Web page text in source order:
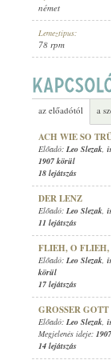
ELŐADÓ:
német
Lemeztípus:
78 rpm
az előadótól a
ACH WIE SO
Előadó: Leo Slezak,
1907 körül
18 lejátszás
DER LENZ
Előadó: Leo Slezak,
11 lejátszás
FLIEH, O
Előadó: Leo Slezak,
körül
17 lejátszás
GROSSER
Előadó: Leo Slezak,
Megjelenés ideje:
14 lejátszás